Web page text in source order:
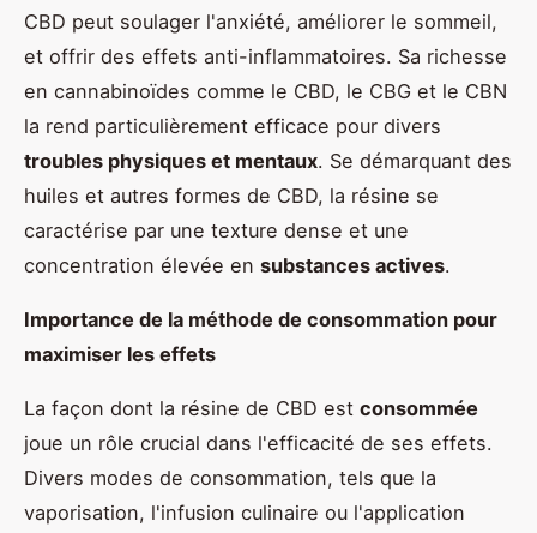
CBD peut soulager l'anxiété, améliorer le sommeil,
et offrir des effets anti-inflammatoires. Sa richesse
en cannabinoïdes comme le CBD, le CBG et le CBN
la rend particulièrement efficace pour divers
troubles physiques et mentaux. Se démarquant des
huiles et autres formes de CBD, la résine se
caractérise par une texture dense et une
concentration élevée en substances actives.
Importance de la méthode de consommation pour
maximiser les effets
La façon dont la résine de CBD est consommée
joue un rôle crucial dans l'efficacité de ses effets.
Divers modes de consommation, tels que la
vaporisation, l'infusion culinaire ou l'application